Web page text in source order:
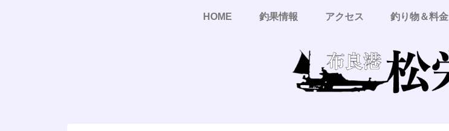
HOME 釣果情報 アクセス 釣り物＆料金